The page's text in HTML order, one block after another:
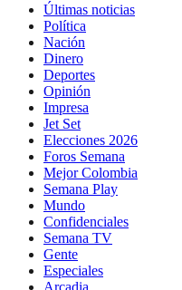
Últimas noticias
Política
Nación
Dinero
Deportes
Opinión
Impresa
Jet Set
Elecciones 2026
Foros Semana
Mejor Colombia
Semana Play
Mundo
Confidenciales
Semana TV
Gente
Especiales
Arcadia